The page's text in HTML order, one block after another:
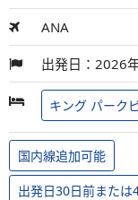
ANA
出発日：2026
キング パーク
国内線追加可能
出発日30日前また